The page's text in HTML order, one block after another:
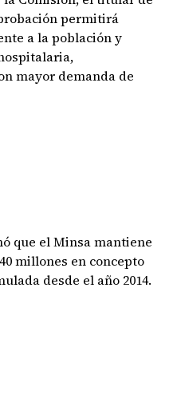
permitirá
a la población y
mayor demanda de
que el Minsa mantiene
millones en concepto
desde el año 2014.